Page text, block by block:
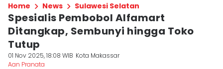
Home News Sulawesi Selatan
Spesialis Pembobol Alfamart
Ditangkap, Sembunyi hingga Toko
Tutup
01 Nov 2025, 18:08 WIB Kota Makassar
Aan Pranata